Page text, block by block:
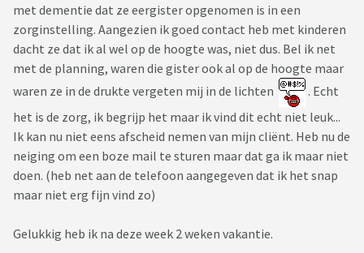
met dementie dat ze eergister opgenomen is in een
zorginstelling. Aangezien ik goed contact heb met kinderen
dacht ze dat ik al wel op de hoogte was, niet dus. Bel ik net
met de planning, waren die gister ook al op de hoogte maar
waren ze in de drukte vergeten mij in de lichten
. Echt
het is de zorg, ik begrijp het maar ik vind dit echt niet leuk...
Ik kan nu niet eens afscheid nemen van mijn cliënt. Heb nu de
neiging om een boze mail te sturen maar dat ga ik maar niet
doen. (heb net aan de telefoon aangegeven dat ik het snap
maar niet erg fijn vind zo)
Gelukkig heb ik na deze week 2 weken vakantie.